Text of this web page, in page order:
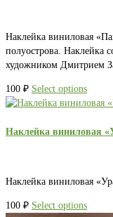
Наклейка виниловая
полуострова. Наклейка
художником Дмитрием
100 ₽ Select options
Наклейка виниловая
Наклейка виниловая
100 ₽ Select options